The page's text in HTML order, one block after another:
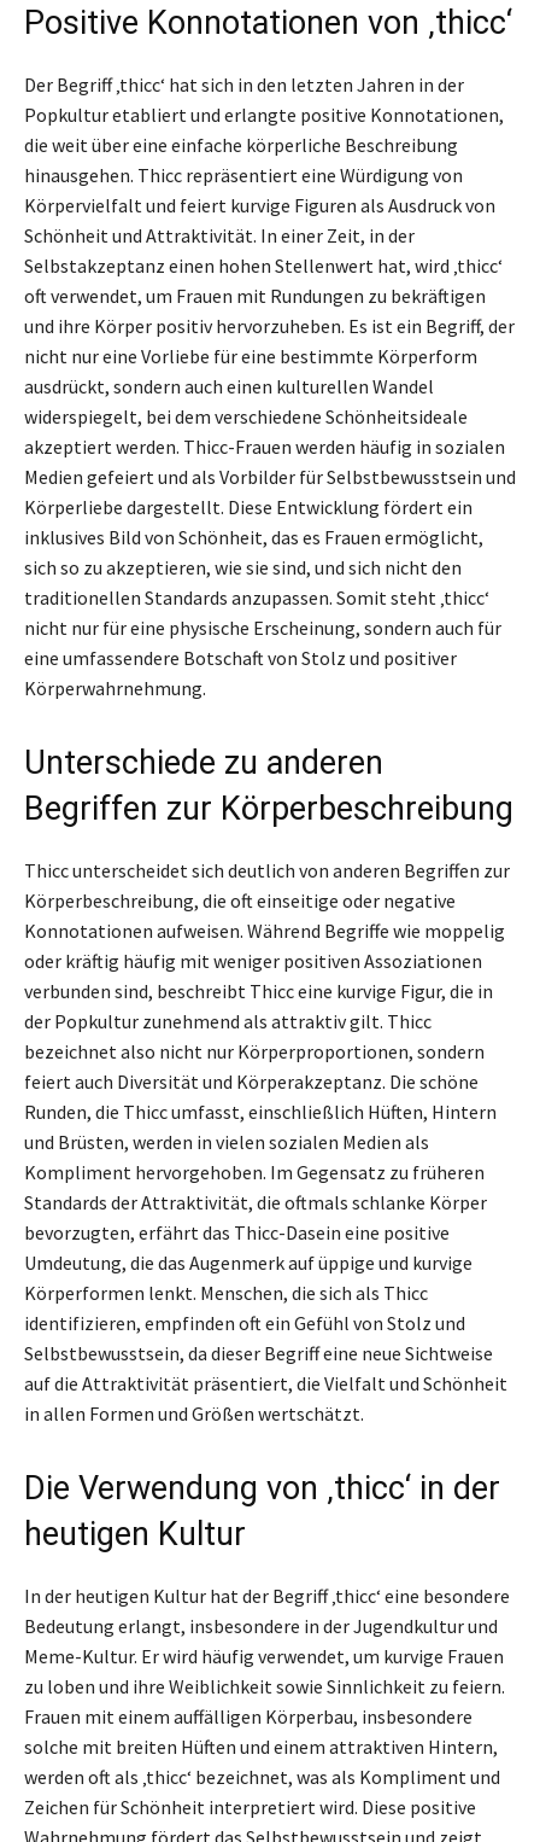
Positive Konnotationen von ‚thicc‘
Der Begriff ‚thicc‘ hat sich in den letzten Jahren in der
Popkultur etabliert und erlangte positive Konnotationen,
die weit über eine einfache körperliche Beschreibung
hinausgehen. Thicc repräsentiert eine Würdigung von
Körpervielfalt und feiert kurvige Figuren als Ausdruck von
Schönheit und Attraktivität. In einer Zeit, in der
Selbstakzeptanz einen hohen Stellenwert hat, wird ‚thicc‘
oft verwendet, um Frauen mit Rundungen zu bekräftigen
und ihre Körper positiv hervorzuheben. Es ist ein Begriff, der
nicht nur eine Vorliebe für eine bestimmte Körperform
ausdrückt, sondern auch einen kulturellen Wandel
widerspiegelt, bei dem verschiedene Schönheitsideale
akzeptiert werden. Thicc-Frauen werden häufig in sozialen
Medien gefeiert und als Vorbilder für Selbstbewusstsein und
Körperliebe dargestellt. Diese Entwicklung fördert ein
inklusives Bild von Schönheit, das es Frauen ermöglicht,
sich so zu akzeptieren, wie sie sind, und sich nicht den
traditionellen Standards anzupassen. Somit steht ‚thicc‘
nicht nur für eine physische Erscheinung, sondern auch für
eine umfassendere Botschaft von Stolz und positiver
Körperwahrnehmung.
Unterschiede zu anderen
Begriffen zur Körperbeschreibung
Thicc unterscheidet sich deutlich von anderen Begriffen zur
Körperbeschreibung, die oft einseitige oder negative
Konnotationen aufweisen. Während Begriffe wie moppelig
oder kräftig häufig mit weniger positiven Assoziationen
verbunden sind, beschreibt Thicc eine kurvige Figur, die in
der Popkultur zunehmend als attraktiv gilt. Thicc
bezeichnet also nicht nur Körperproportionen, sondern
feiert auch Diversität und Körperakzeptanz. Die schöne
Runden, die Thicc umfasst, einschließlich Hüften, Hintern
und Brüsten, werden in vielen sozialen Medien als
Kompliment hervorgehoben. Im Gegensatz zu früheren
Standards der Attraktivität, die oftmals schlanke Körper
bevorzugten, erfährt das Thicc-Dasein eine positive
Umdeutung, die das Augenmerk auf üppige und kurvige
Körperformen lenkt. Menschen, die sich als Thicc
identifizieren, empfinden oft ein Gefühl von Stolz und
Selbstbewusstsein, da dieser Begriff eine neue Sichtweise
auf die Attraktivität präsentiert, die Vielfalt und Schönheit
in allen Formen und Größen wertschätzt.
Die Verwendung von ‚thicc‘ in der
heutigen Kultur
In der heutigen Kultur hat der Begriff ‚thicc‘ eine besondere
Bedeutung erlangt, insbesondere in der Jugendkultur und
Meme-Kultur. Er wird häufig verwendet, um kurvige Frauen
zu loben und ihre Weiblichkeit sowie Sinnlichkeit zu feiern.
Frauen mit einem auffälligen Körperbau, insbesondere
solche mit breiten Hüften und einem attraktiven Hintern,
werden oft als ‚thicc‘ bezeichnet, was als Kompliment und
Zeichen für Schönheit interpretiert wird. Diese positive
Wahrnehmung fördert das Selbstbewusstsein und zeigt,